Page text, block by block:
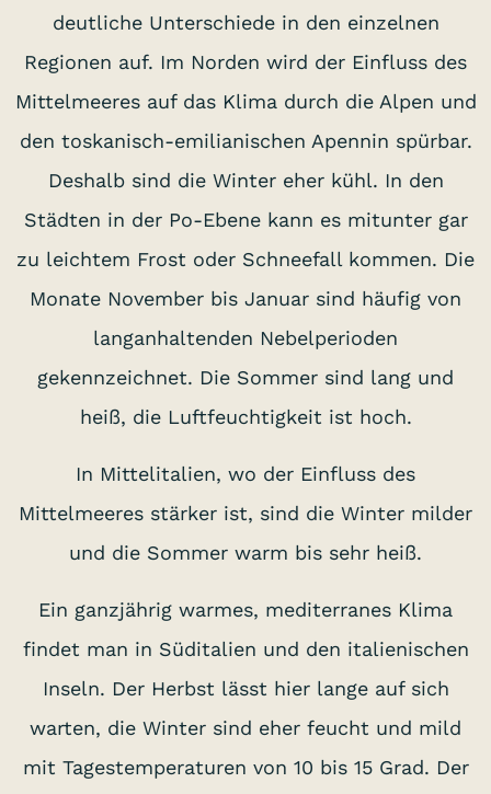
deutliche Unterschiede in den einzelnen
Regionen auf. Im Norden wird der Einfluss des
Mittelmeeres auf das Klima durch die Alpen und
den toskanisch-emilianischen Apennin spürbar.
Deshalb sind die Winter eher kühl. In den
Städten in der Po-Ebene kann es mitunter gar
zu leichtem Frost oder Schneefall kommen. Die
Monate November bis Januar sind häufig von
langanhaltenden Nebelperioden
gekennzeichnet. Die Sommer sind lang und
heiß, die Luftfeuchtigkeit ist hoch.
In Mittelitalien, wo der Einfluss des
Mittelmeeres stärker ist, sind die Winter milder
und die Sommer warm bis sehr heiß.
Ein ganzjährig warmes, mediterranes Klima
findet man in Süditalien und den italienischen
Inseln. Der Herbst lässt hier lange auf sich
warten, die Winter sind eher feucht und mild
mit Tagestemperaturen von 10 bis 15 Grad. Der